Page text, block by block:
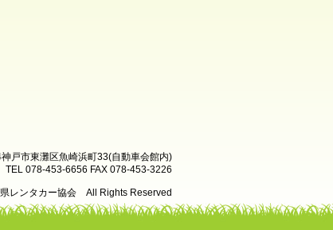
戸市東灘区魚崎浜町33(自動車会館内)
TEL 078-453-6656 FAX 078-453-3226
レンタカー協会 All Rights Reserved